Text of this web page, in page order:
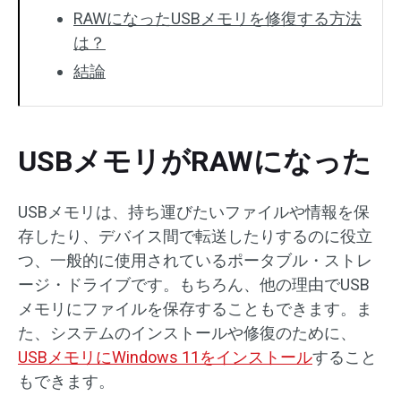
RAWになったUSBメモリを修復する方法
は？
結論
USBメモリがRAWになった
USBメモリは、持ち運びたいファイルや情報を保
存したり、デバイス間で転送したりするのに役立
つ、一般的に使用されているポータブル・ストレ
ージ・ドライブです。もちろん、他の理由でUSB
メモリにファイルを保存することもできます。ま
た、システムのインストールや修復のために、
USBメモリにWindows 11をインストールすること
もできます。